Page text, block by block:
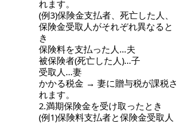
れます。
(例3)保険金支払者、死亡した人、
保険金受取人がそれぞれ異なると
き
保険料を支払った人…夫
被保険者(死亡した人)…子
受取人…妻
かかる税金 → 妻に贈与税が課税さ
れます。
2.満期保険金を受け取ったとき
(例1)保険料支払者と保険金受取人